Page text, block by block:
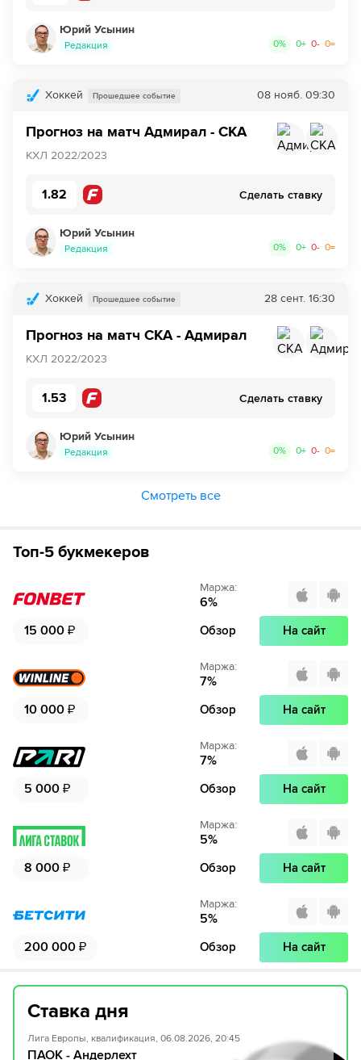
Юрий Усынин
Редакция 0% 0+ 0- 0=
Хоккей Прошедшее событие 08 нояб. 09:30
Прогноз на матч Адмирал - СКА
КХЛ 2022/2023
1.82 Сделать ставку
Юрий Усынин
Редакция 0% 0+ 0- 0=
Хоккей Прошедшее событие 28 сент. 16:30
Прогноз на матч СКА - Адмирал
КХЛ 2022/2023
1.53 Сделать ставку
Юрий Усынин
Редакция 0% 0+ 0- 0=
Смотреть все
Топ-5 букмекеров
15 000 ₽
Маржа:
6%
Обзор На сайт
10 000 ₽
Маржа:
7%
Обзор На сайт
5 000 ₽
Маржа:
7%
Обзор На сайт
8 000 ₽
Маржа:
5%
Обзор На сайт
200 000 ₽
Маржа:
5%
Обзор На сайт
Ставка дня
Лига Европы, квалификация, 06.08.2026, 20:45
ПАОК - Андерлехт